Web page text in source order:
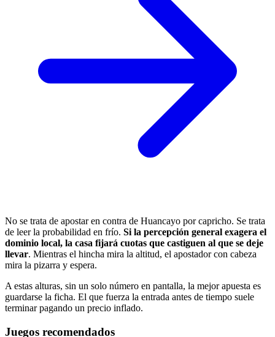
No se trata de apostar en contra de Huancayo por capricho. Se trata
de leer la probabilidad en frío. Si la percepción general exagera el
dominio local, la casa fijará cuotas que castiguen al que se deje
llevar. Mientras el hincha mira la altitud, el apostador con cabeza
mira la pizarra y espera.
A estas alturas, sin un solo número en pantalla, la mejor apuesta es
guardarse la ficha. El que fuerza la entrada antes de tiempo suele
terminar pagando un precio inflado.
Juegos recomendados